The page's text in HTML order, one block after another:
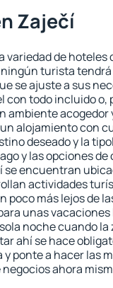
Zaječí
variedad de hoteles
turista
se ajuste a sus
con todo incluido o,
ambiente acogedor
alojamiento con
deseado y la
y las opciones
se encuentran
actividades
poco más lejos de
unas vacaciones
noche cuando
ahí se hace
y ponte a hacer las
negocios ahora